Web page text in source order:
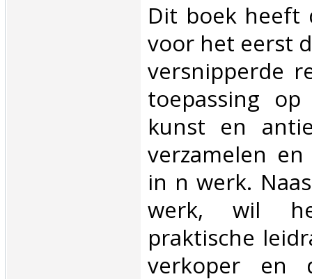
‎Dit boek heeft
voor het eerst
versnipperde
toepassing
kunst en
verzamelen
in n werk.
werk, wil
praktische
verkoper en